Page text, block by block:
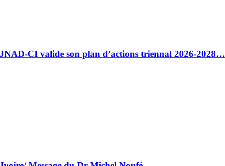
CI valide son plan d’actions triennal 2026-2028…